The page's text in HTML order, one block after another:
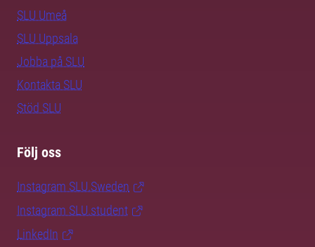
SLU Umeå
SLU Uppsala
Jobba på SLU
Kontakta SLU
Stöd SLU
Följ oss
Instagram SLU.Sweden
Instagram SLU.student
LinkedIn